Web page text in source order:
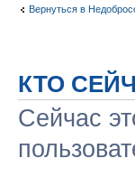
Вернуться в
КТО
Сейчас